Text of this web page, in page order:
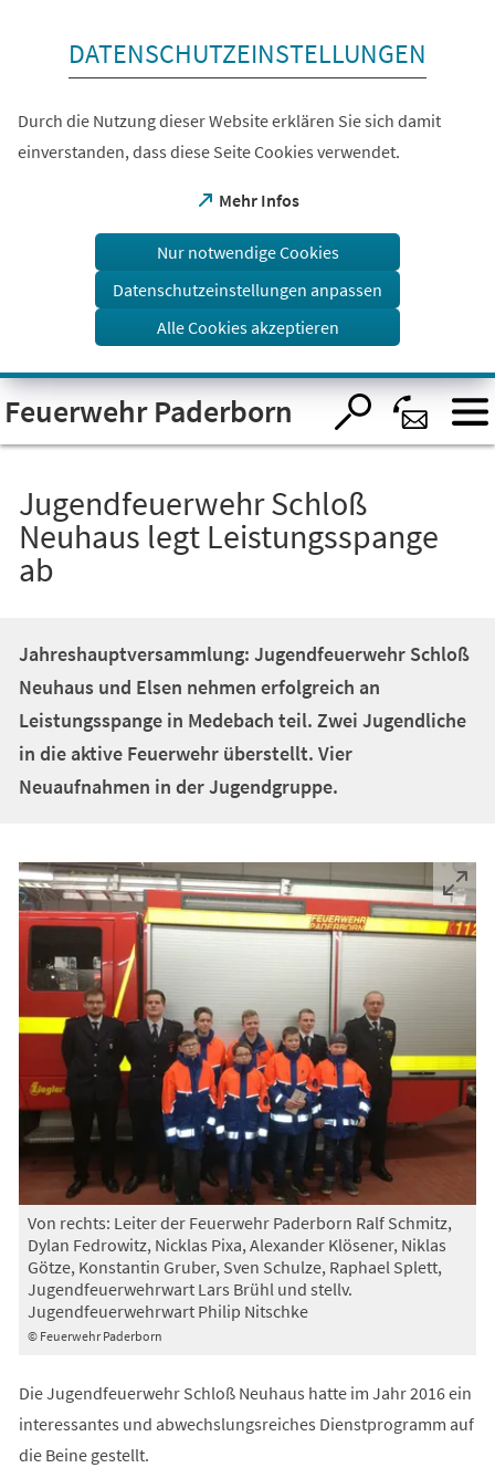
Visuelle
Assistenzsoftware
öffnen.
DATENSCHUTZEINSTELLUNGEN
Durch die Nutzung dieser Website erklären Sie sich damit
einverstanden, dass diese Seite Cookies verwendet.
Mehr Infos
(Öffnet
einem
Tab)
Nur notwendige Cookies
Datenschutzeinstellungen anpassen
Alle Cookies akzeptieren
Feuerwehr Paderborn
Jugendfeuerwehr Schloß
Neuhaus legt Leistungsspange
ab
Jahreshauptversammlung: Jugendfeuerwehr Schloß
Neuhaus und Elsen nehmen erfolgreich an
Leistungsspange in Medebach teil. Zwei Jugendliche
in die aktive Feuerwehr überstellt. Vier
Neuaufnahmen in der Jugendgruppe.
© Feuerwehr Paderborn
Von rechts: Leiter der Feuerwehr Paderborn Ralf Schmitz,
Dylan Fedrowitz, Nicklas Pixa, Alexander Klösener, Niklas
Götze, Konstantin Gruber, Sven Schulze, Raphael Splett,
Jugendfeuerwehrwart Lars Brühl und stellv.
Jugendfeuerwehrwart Philip Nitschke
Die Jugendfeuerwehr Schloß Neuhaus hatte im Jahr 2016 ein
interessantes und abwechslungsreiches Dienstprogramm auf
die Beine gestellt.